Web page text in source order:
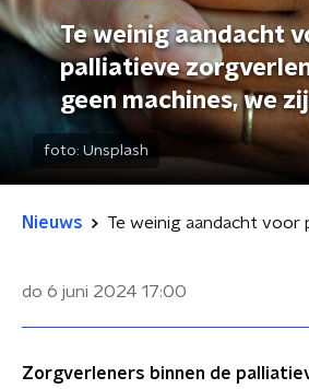
Te weinig aandacht
palliatieve
geen machines, we
foto: Unsplash
Nieuws
do 6 juni 2024 17:00
Zorgverleners binnen de